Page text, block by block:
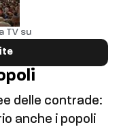
TV su
delle contrade:
anche i popoli